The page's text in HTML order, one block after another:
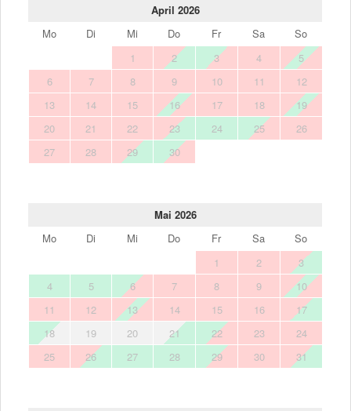
April 2026
Mo
Di Mi Do Fr Sa
So
1
2 3 4
5
6
7 8 9 10 11
12
13
14 15 16 17 18
19
20
21 22 23 24 25
26
27
28 29 30
Mai 2026
Mo
Di Mi Do Fr Sa
So
1
2
3
4
5 6 7 8 9
10
11
12 13 14 15 16
17
18
19 20 21 22 23
24
25
26 27 28 29 30 31